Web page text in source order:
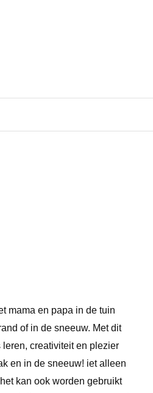
mama en papa in de tuin
of in de sneeuw. Met dit
creativiteit en plezier
en in de sneeuw! iet alleen
kan ook worden gebruikt